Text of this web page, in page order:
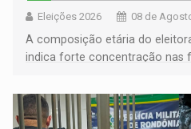
Eleições 2026 08 de
A composição etária do
indica forte concentração nas